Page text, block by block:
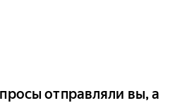
отправляли вы, а